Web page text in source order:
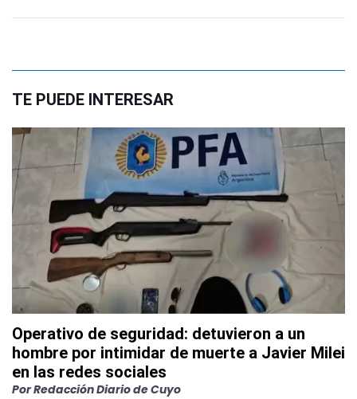
TE PUEDE INTERESAR
Operativo de seguridad: detuvieron a un
hombre por intimidar de muerte a Javier Milei
en las redes sociales
PorRedacción Diario de Cuyo